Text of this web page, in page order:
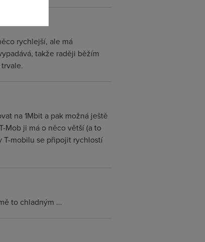
rychlejší, ale má
takže raději běžím
na 1Mbit a pak možná ještě
Mob ji má o něco větší (a to
T-mobilu se připojit rychlostí
to chladným ...